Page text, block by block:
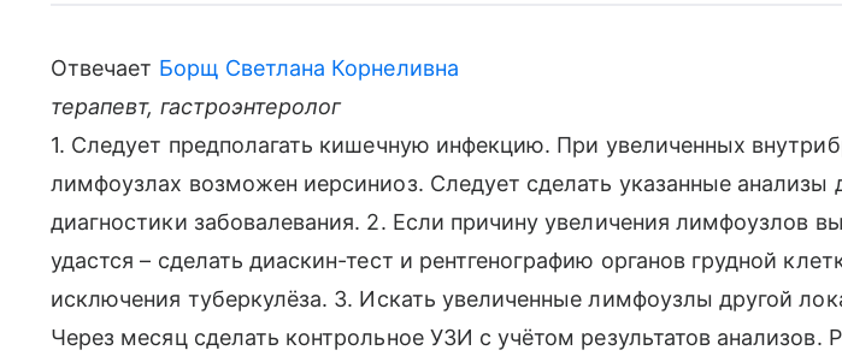
Отвечает Борщ Светлана Корнеливна
терапевт, гастроэнтеролог
1. Следует предполагать кишечную инфекцию. При увеличенных
лимфоузлах возможен иерсиниоз. Следует сделать указанные анализы
диагностики забовалевания. 2. Если причину увеличения лимфоузлов
удастся – сделать диаскин-тест и рентгенографию органов грудной
исключения туберкулёза. 3. Искать увеличенные лимфоузлы другой
Через месяц сделать контрольное УЗИ с учётом результатов анализов.